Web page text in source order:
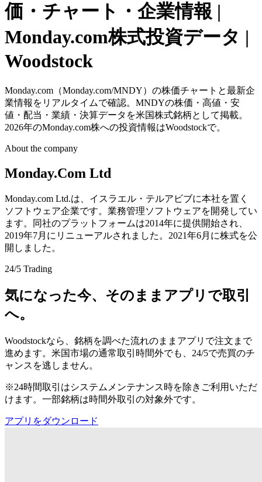
価・チャート・企業情報 |
Monday.com株式投資データ |
Woodstock
Monday.com（Monday.com/MNDY）の株価チャートと最新企
業情報をリアルタイムで確認。MNDYの株価・高値・安
値・配当・業績・決算データを米国株式銘柄として掲載。
2026年のMonday.com株への投資情報はWoodstockで。
About the company
Monday.Com Ltd
Monday.com Ltd.は、イスラエル・テルアビブに本社を置く
ソフトウェア企業です。業務管理ソフトウェアを開発してい
ます。同社のプラットフォームは2014年に提供開始され、
2019年7月にリニューアルされました。2021年6月に株式を公
開しました。
24/5 Trading
気になった今、そのままアプリで取引
へ。
Woodstockなら、銘柄を調べた流れのままアプリで注文まで
進めます。米国市場の通常取引時間外でも、24/5で売買のチ
ャンスを逃しません。
※24時間取引はシステムメンテナンス時を除きご利用いただ
けます。一部銘柄は時間外取引の対象外です。
アプリをダウンロード